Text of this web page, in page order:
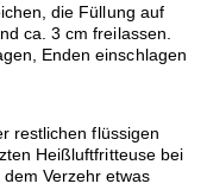
die Füllung auf
ca. 3 cm freilassen.
Enden einschlagen
restlichen flüssigen
Heißluftfritteuse bei
Verzehr etwas